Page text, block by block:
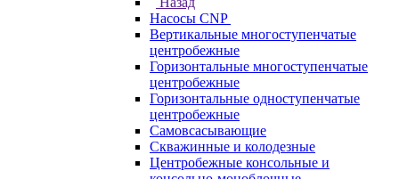
Насосы CNP
Вертикальные многоступенчатые
центробежные
Горизонтальные многоступенчатые
центробежные
Горизонтальные одноступенчатые
центробежные
Самовсасывающие
Скважинные и колодезные
Центробежные консольные и